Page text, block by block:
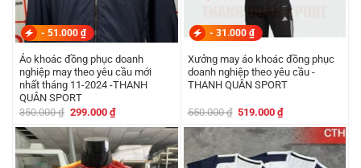
- 51.000 ₫
Áo khoác đồng phục doanh
nghiệp may theo yêu cầu mới
nhất tháng 11-2024 -THANH
QUÂN SPORT
350.000₫ Giá
là:
350.000 ₫.
299.000 ₫Giá
hiện
tại
là:
299.000 ₫.
- 31.000 ₫
Xưởng may áo khoác đồng phục
doanh nghiệp theo yêu cầu -
THANH QUÂN SPORT
550.000₫ Giá
là:
550.000 ₫.
519.000₫Giá
tại
là:
519.000 ₫.